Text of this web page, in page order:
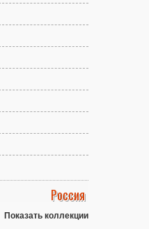
Россия
Показать коллекции